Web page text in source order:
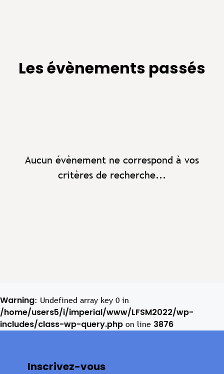
Les évènements passés
Aucun évènement ne correspond à vos
critères de recherche...
Warning: Undefined array key 0 in
/home/users5/i/imperial/www/LFSM2022/wp-
includes/class-wp-query.php on line 3876
Inscrivez-vous